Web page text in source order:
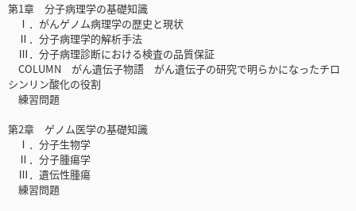
第1章 分子病理学の基礎知識
Ⅰ．がんゲノム病理学の歴史と現状
Ⅱ．分子病理学的解析手法
Ⅲ．分子病理診断における検査の品質保証
COLUMN がん遺伝子物語 がん遺伝子の研究で明らかになったチロ
シンリン酸化の役割
練習問題
第2章 ゲノム医学の基礎知識
Ⅰ．分子生物学
Ⅱ．分子腫瘍学
Ⅲ．遺伝性腫瘍
練習問題